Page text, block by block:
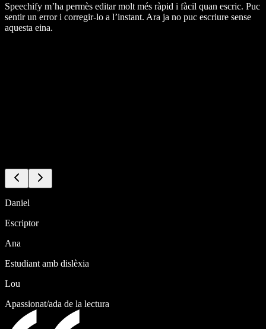
Speechify m’ha permès editar molt més ràpid i fàcil quan escric. Puc
sentir un error i corregir-lo a l’instant. Ara ja no puc escriure sense
aquesta eina.
Daniel
Escriptor
Ana
Estudiant amb dislèxia
Lou
Apassionat/ada de la lectura